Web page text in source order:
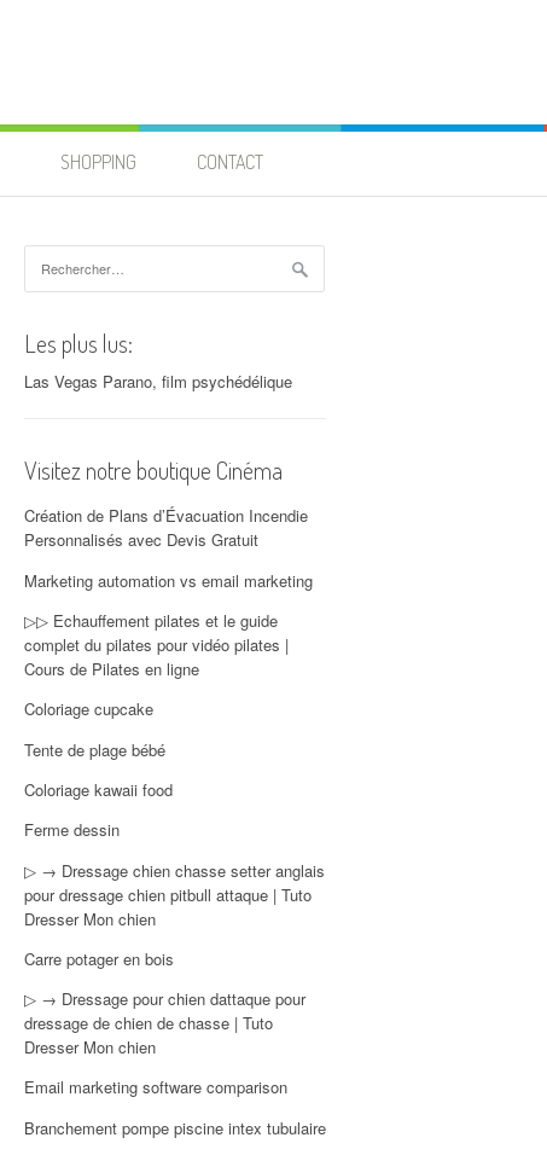
SHOPPING CONTACT
Les plus lus:
Las Vegas Parano, film psychédélique
Visitez notre boutique Cinéma
Création de Plans d’Évacuation Incendie
Personnalisés avec Devis Gratuit
Marketing automation vs email marketing
▷▷ Echauffement pilates et le guide
complet du pilates pour vidéo pilates |
Cours de Pilates en ligne
Coloriage cupcake
Tente de plage bébé
Coloriage kawaii food
Ferme dessin
▷ → Dressage chien chasse setter anglais
pour dressage chien pitbull attaque | Tuto
Dresser Mon chien
Carre potager en bois
▷ → Dressage pour chien dattaque pour
dressage de chien de chasse | Tuto
Dresser Mon chien
Email marketing software comparison
Branchement pompe piscine intex tubulaire